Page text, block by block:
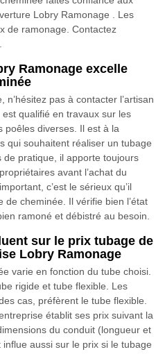
Lobry Ramonage . Les
de ramonage. Contactez
Ramonage excelle
pas à contacter l’artisan
qualifié en travaux sur les
poêles diverses. Il est à la
qui souhaitent réaliser un tubage
de pratique, il apporte toujours
avant l’achat du
c’est le sérieux qu’il
cheminée. Il vérifie bien l’état
ramoné et débistré au besoin.
sur le prix tubage de
Lobry Ramonage
varie en fonction du tube choisi.
rigide et tube flexible. Les
cas, préfèrent le tube flexible.
établit ses prix suivant la
du conduit (longueur et
aussi sur le prix si le tubage